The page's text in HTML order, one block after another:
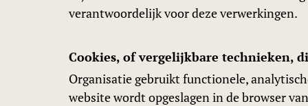
verantwoordelijk voor deze verwerkingen.
Cookies, of vergelijkbare technieken,
Organisatie gebruikt functionele,
website wordt opgeslagen in de browser